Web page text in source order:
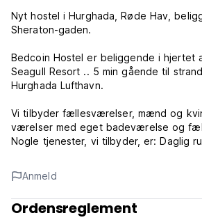
Nyt hostel i Hurghada, Røde Hav,
Sheraton-gaden.
Bedcoin Hostel er beliggende i hjertet
Seagull Resort .. 5 min gående til
Hurghada Lufthavn.
Vi tilbyder fællesværelser, mænd og
værelser med eget badeværelse og
Nogle tjenester, vi tilbyder, er: Daglig
Receptionen arbejder 24 timer i
tilgængelig 24 timer i døgnet fra kl.
Anmeld
Ordensreglement